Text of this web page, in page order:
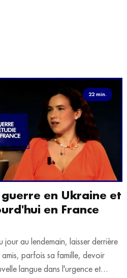
22 min.
en Ukraine et
en France
jour au lendemain, laisser derrière
amis, parfois sa famille, devoir
langue dans l'urgence et